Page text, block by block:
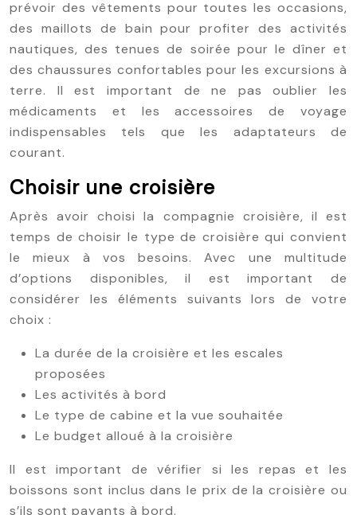
prévoir des vêtements pour toutes les occasions,
des maillots de bain pour profiter des activités
nautiques, des tenues de soirée pour le dîner et
des chaussures confortables pour les excursions à
terre. Il est important de ne pas oublier les
médicaments et les accessoires de voyage
indispensables tels que les adaptateurs de
courant.
Choisir une croisière
Après avoir choisi la compagnie croisière, il est
temps de choisir le type de croisière qui convient
le mieux à vos besoins. Avec une multitude
d’options disponibles, il est important de
considérer les éléments suivants lors de votre
choix :
La durée de la croisière et les escales
proposées
Les activités à bord
Le type de cabine et la vue souhaitée
Le budget alloué à la croisière
Il est important de vérifier si les repas et les
boissons sont inclus dans le prix de la croisière ou
s’ils sont payants à bord.